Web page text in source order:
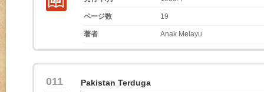
ページ数 19
著者 Anak Melayu
011 Pakistan Terduga